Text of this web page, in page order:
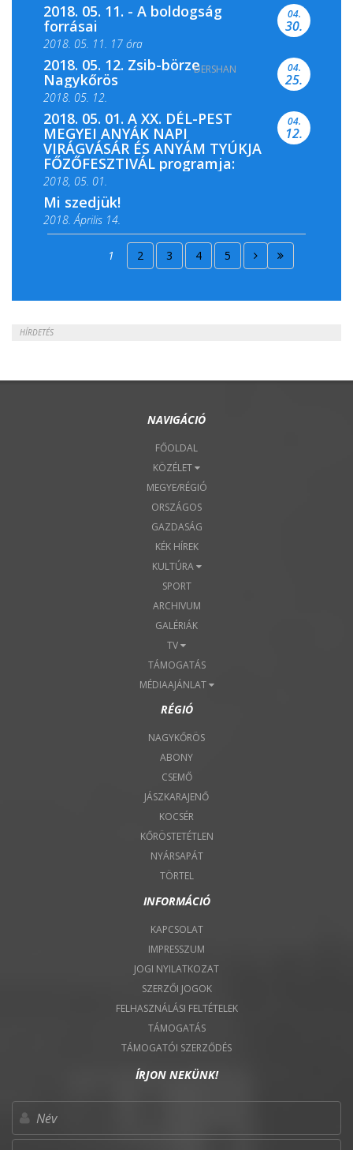
2018. 05. 11. - A boldogság
forrásai
2018. 05. 11. 17 óra
2018. 05. 11. 19 óra
04.
30.
2018. 05. 12. Zsib-börze
Nagykőrös
2018. 05. 12.
04.
25.
2018. 05. 01. A XX. DÉL-PEST
MEGYEI ANYÁK NAPI
VIRÁGVÁSÁR ÉS ANYÁM TYÚKJA
FŐZŐFESZTIVÁL programja:
2018, 05. 01.
04.
12.
Mi szedjük!
2018. Április 14.
2018. Április 15.
1 2 3 4 5
HÍRDETÉS
NAVIGÁCIÓ
FŐOLDAL
KÖZÉLET
MEGYE/RÉGIÓ
ORSZÁGOS
GAZDASÁG
KÉK HÍREK
KULTÚRA
SPORT
ARCHIVUM
GALÉRIÁK
TV
TÁMOGATÁS
MÉDIAAJÁNLAT
RÉGIÓ
NAGYKŐRÖS
ABONY
CSEMŐ
JÁSZKARAJENŐ
KOCSÉR
KŐRÖSTETÉTLEN
NYÁRSAPÁT
TÖRTEL
DERSHAN
INFORMÁCIÓ
KAPCSOLAT
IMPRESSZUM
JOGI NYILATKOZAT
SZERZŐI JOGOK
FELHASZNÁLÁSI FELTÉTELEK
TÁMOGATÁS
TÁMOGATÓI SZERZŐDÉS
ÍRJON NEKÜNK!